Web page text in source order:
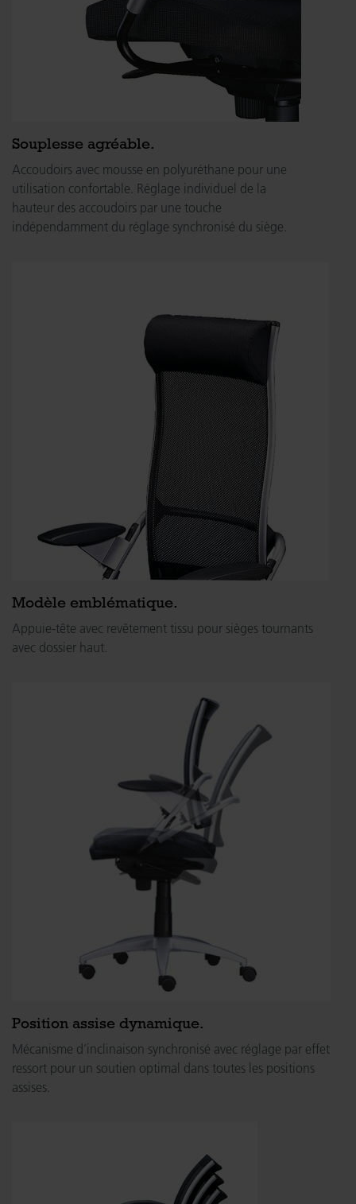
Souplesse agréable.
Accoudoirs avec mousse en polyuréthane pour une
utilisation confortable. Réglage individuel de la
hauteur des accoudoirs par une touche
indépendamment du réglage synchronisé du siège.
Modèle emblématique.
Appuie-tête avec revêtement tissu pour sièges tournants
avec dossier haut.
Position assise dynamique.
Mécanisme d’inclinaison synchronisé avec réglage par effet
ressort pour un soutien optimal dans toutes les positions
assises.